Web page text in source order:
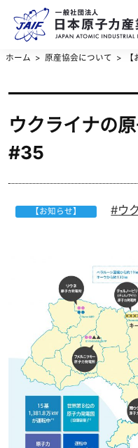
ホーム 原産協会について
ウクライナの
#35
【お知らせ】
ウ